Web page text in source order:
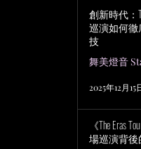
創新時代：
巡演如何
技
舞美燈音
2025年12月15
《The Eras
場巡演背